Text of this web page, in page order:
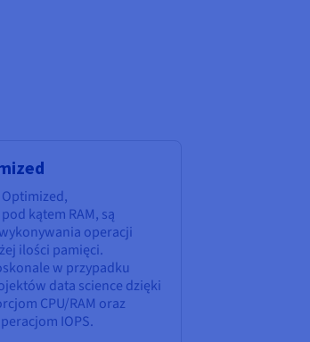
kątem RAM, są
operacji
ilości pamięci.
w przypadku
data science dzięki
CPU/RAM oraz
IOPS.